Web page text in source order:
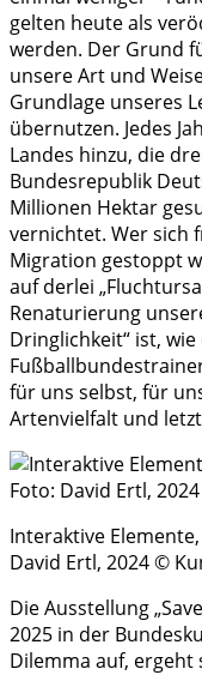
gelten heute als
werden. Der Grund
unsere Art und
Grundlage unseres
übernutzen. Jedes
Landes hinzu, die
Bundesrepublik
Millionen Hektar
vernichtet. Wer sich
Migration gestoppt
auf derlei
Renaturierung
Dringlichkeit“ ist,
für uns selbst, für
Artenvielfalt und
Interaktive
David Ertl, 2024 ©
Die Ausstellung
2025 in der
Dilemma auf,